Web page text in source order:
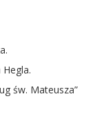
św. Mateusza”